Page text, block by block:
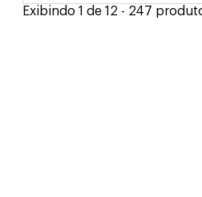
Exibindo 1 de 12 - 247